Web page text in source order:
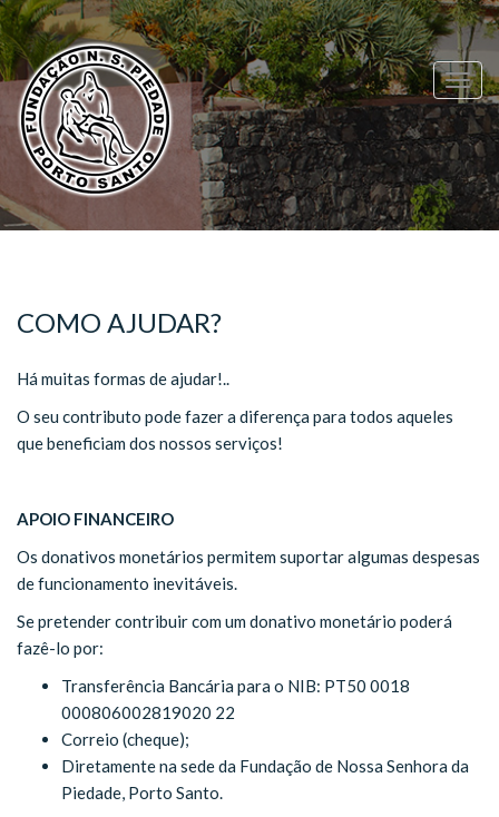
COMO AJUDAR?
Há muitas formas de ajudar!..
O seu contributo pode fazer a diferença para todos aqueles
que beneficiam dos nossos serviços!
APOIO FINANCEIRO
Os donativos monetários permitem suportar algumas despesas
de funcionamento inevitáveis.
Se pretender contribuir com um donativo monetário poderá
fazê-lo por:
Transferência Bancária para o NIB: PT50 0018
000806002819020 22
Correio (cheque);
Diretamente na sede da Fundação de Nossa Senhora da
Piedade, Porto Santo.